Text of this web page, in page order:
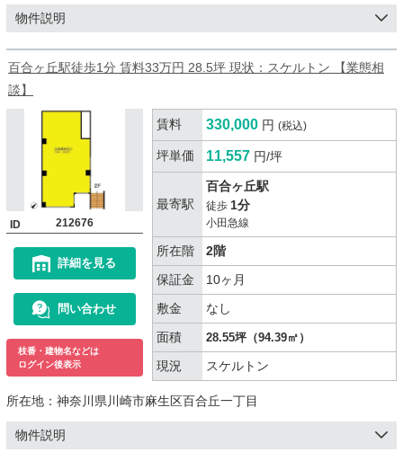
物件説明
百合ヶ丘駅徒歩1分 賃料33万円 28.5坪 現状：スケルトン 【業態相
談】
ID 212676
詳細を見る
問い合わせ
枝番・建物名などは
ログイン後表示
賃料 330,000 円 (税込)
坪単価 11,557 円/坪
最寄駅
百合ヶ丘駅
徒歩 1分
小田急線
所在階
2階
保証金
10ヶ月
敷金
なし
面積
28.55坪（94.39㎡）
現況 スケルトン
所在地： 神奈川県川崎市麻生区百合丘一丁目
物件説明